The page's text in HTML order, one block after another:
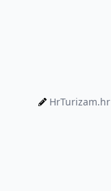
HrTurizam.hr